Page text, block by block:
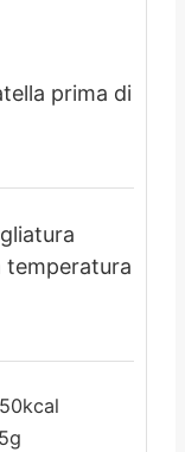
prima di
temperatura
kcal
5g